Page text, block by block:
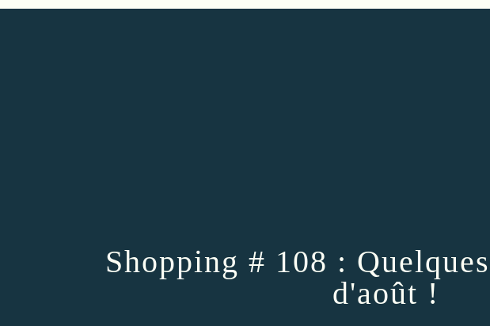
Shopping # 108 :
d'août !